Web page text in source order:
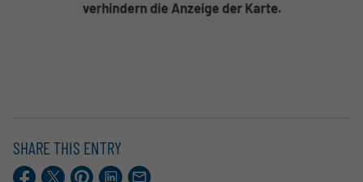
SHARE THIS ENTRY
Facebook
X.comPinterestLinkedIn
E-